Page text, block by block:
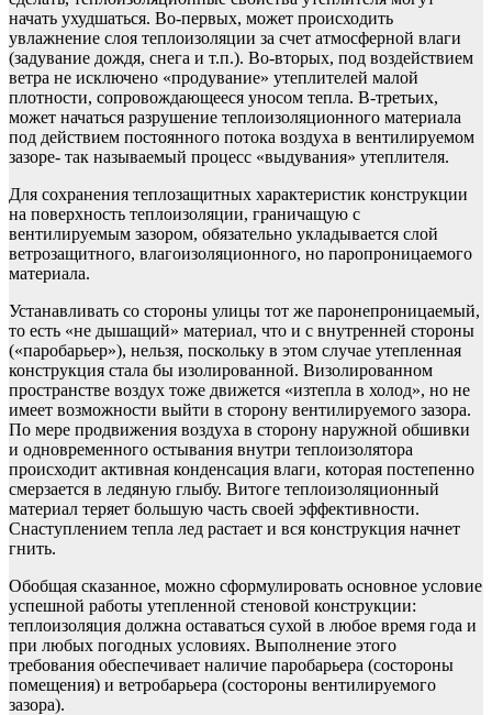
начать ухудшаться. Во-первых, может происходить
увлажнение слоя теплоизоляции за счет атмосферной влаги
(задувание дождя, снега и т.п.). Во-вторых, под воздействием
ветра не исключено «продувание» утеплителей малой
плотности, сопровождающееся уносом тепла. В-третьих,
может начаться разрушение теплоизоляционного материала
под действием постоянного потока воздуха в вентилируемом
зазоре- так называемый процесс «выдувания» утеплителя.
Для сохранения теплозащитных характеристик конструкции
на поверхность теплоизоляции, граничащую с
вентилируемым зазором, обязательно укладывается слой
ветрозащитного, влагоизоляционного, но паропроницаемого
материала.
Устанавливать со стороны улицы тот же паронепроницаемый,
то есть «не дышащий» материал, что и с внутренней стороны
(«паробарьер»), нельзя, поскольку в этом случае утепленная
конструкция стала бы изолированной. Визолированном
пространстве воздух тоже движется «изтепла в холод», но не
имеет возможности выйти в сторону вентилируемого зазора.
По мере продвижения воздуха в сторону наружной обшивки
и одновременного остывания внутри теплоизолятора
происходит активная конденсация влаги, которая постепенно
смерзается в ледяную глыбу. Витоге теплоизоляционный
материал теряет большую часть своей эффективности.
Снаступлением тепла лед растает и вся конструкция начнет
гнить.
Обобщая сказанное, можно сформулировать основное условие
успешной работы утепленной стеновой конструкции:
теплоизоляция должна оставаться сухой в любое время года и
при любых погодных условиях. Выполнение этого
требования обеспечивает наличие паробарьера (состороны
помещения) и ветробарьера (состороны вентилируемого
зазора).